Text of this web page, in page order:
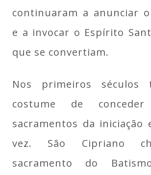
continuaram a anunciar o
e a invocar o Espírito
que se convertiam.
Nos primeiros séculos
costume de
sacramentos da iniciação
vez. São Cipriano
sacramento do